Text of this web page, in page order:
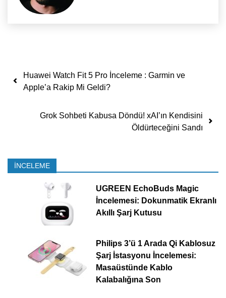
Yazı dolaşımı
Huawei Watch Fit 5 Pro İnceleme : Garmin ve
Apple’a Rakip Mi Geldi?
Grok Sohbeti Kabusa Döndü! xAI’ın Kendisini
Öldürteceğini Sandı
İNCELEME
UGREEN EchoBuds Magic
İncelemesi: Dokunmatik Ekranlı
Akıllı Şarj Kutusu
Philips 3’ü 1 Arada Qi Kablosuz
Şarj İstasyonu İncelemesi:
Masaüstünde Kablo
Kalabalığına Son